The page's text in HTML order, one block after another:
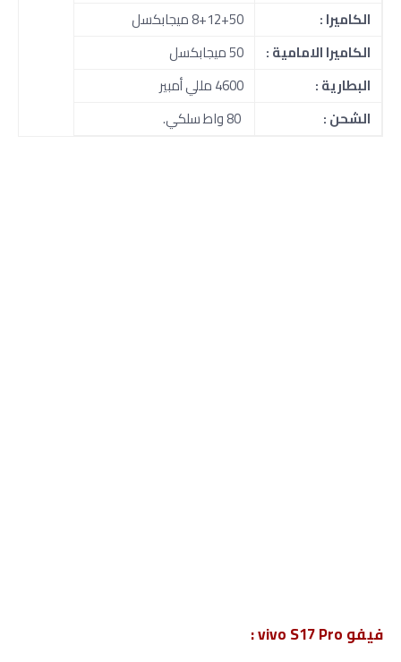
الكاميرا :
8+12+50 ميجابكسل
الكاميرا الامامية :
50 ميجابكسل
البطارية :
4600 مللي أمبير
الشحن :
فيفو vivo S17 Pro :